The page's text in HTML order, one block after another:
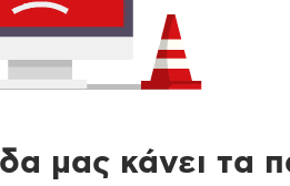
μας κάνει τα